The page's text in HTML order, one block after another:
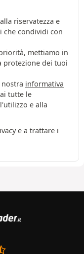
riservatezza e
che condividi con
mettiamo in
protezione dei tuoi
informativa
tutte le
e alla
e a trattare i